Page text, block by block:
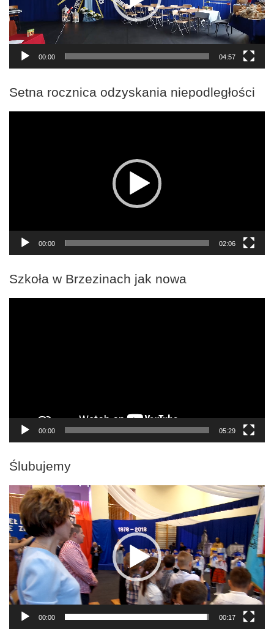
00:00 04:57
Setna rocznica odzyskania niepodległości
00:00 02:06
Szkoła w Brzezinach jak nowa
00:00 05:29
Ślubujemy
Odtwarzacz
video
00:00 00:17